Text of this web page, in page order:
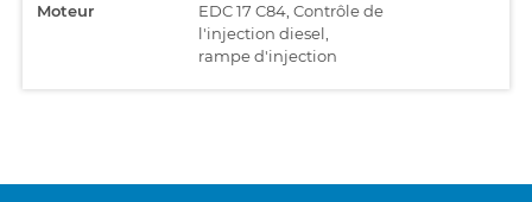
Moteur
EDC 17 C84, Contrôle de
l'injection diesel,
rampe d'injection
Ordinateur
UPC, Unité de contrôle